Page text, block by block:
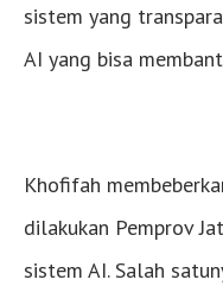
sistem yang
AI yang bisa
Khofifah
dilakukan Pemprov
sistem AI. Salah